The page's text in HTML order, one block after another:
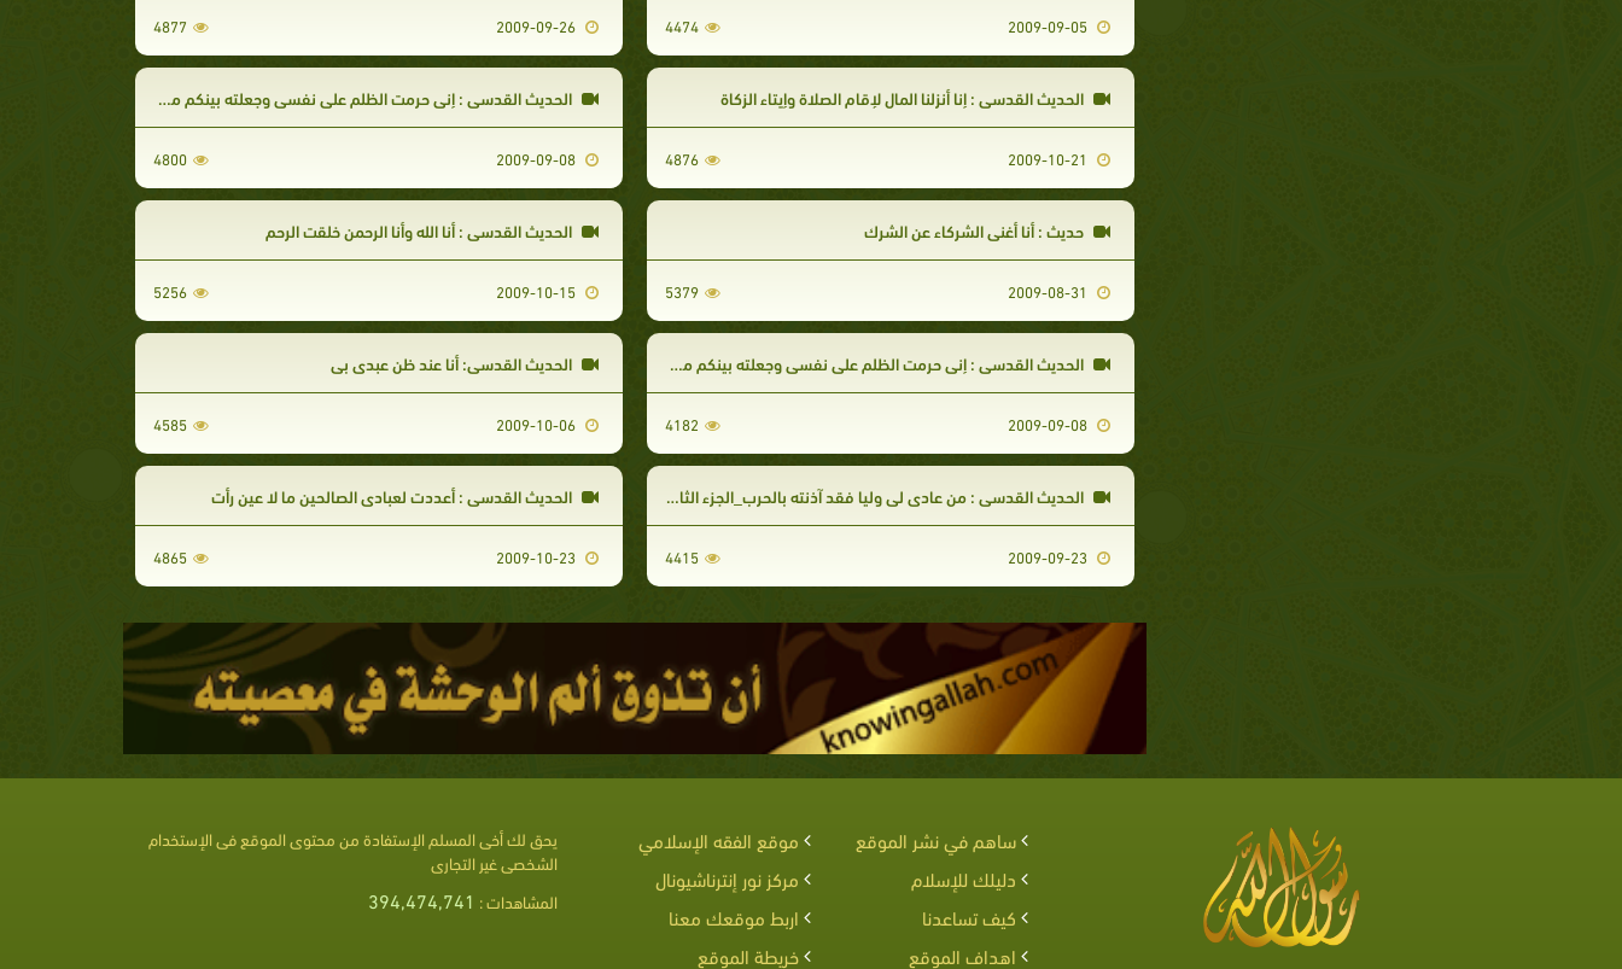
2009-09-05
4474
2009-09-26
4877
الحديث القدسى : إنا أنزلنا المال لإقام الصلاة وإيتاء الزكاة
4876
الحديث القدسى : إنى حرمت الظلم على نفسى وجعلته بينكم محرما
2009-09-08
4800
حديث : أنا أغنى الشركاء عن الشرك
5379
الحديث القدسى : أنا الله وأنا الرحمن خلقت الرحم
2009-10-15
5256
الحديث القدسى : إنى حرمت الظلم على نفسى وجعلته بينكم محرما _ الجزء الثاني
2009-09-08
4182
الحديث القدسى: أنا عند ظن عبدى بى
2009-10-06
4585
الحديث القدسى : من عادى لي وليا فقد آذنته بالحرب_الجزء الثاني
2009-09-23
4415
الحديث القدسى : أعددت لعبادى الصالحين ما لا عين رأت
2009-10-23
4865
ساهم في نشر الموقع
موقع الفقه الإسلامي
دليلك للإسلام
مركز نور إنترناشيونال
كيف تساعدنا
اربط موقعك معنا
اهداف الموقع
خريطة الموقع
يحق لك أخى المسلم الإستفادة من محتوى الموقع فى الإستخدام
الشخصى غير التجارى
المشاهدات : 394,474,741